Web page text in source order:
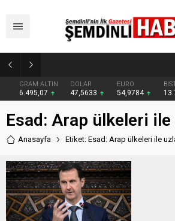
GRAM ALTIN
6.495,07
DOLAR
47,5633
EURO
54,9784
Esad: Arap ülkeleri ile
Anasayfa Etiket: Esad: Arap ülkeleri ile